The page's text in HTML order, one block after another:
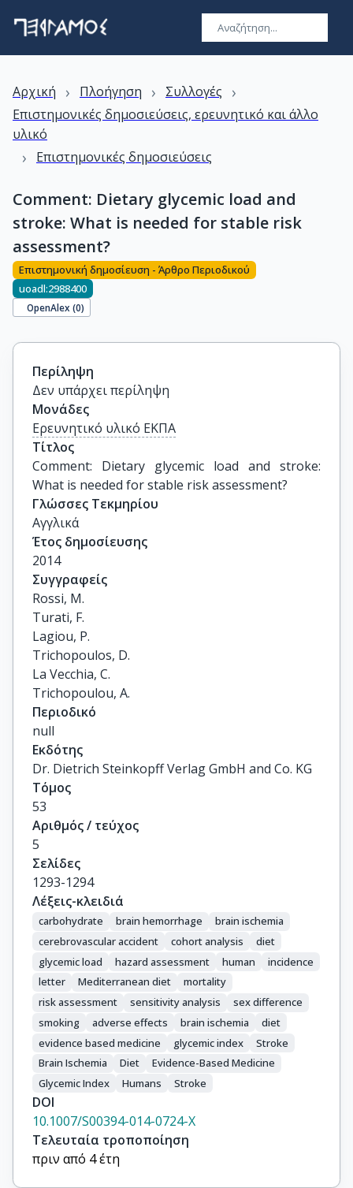
Αρχική › Πλοήγηση › Συλλογές ›
Επιστημονικές δημοσιεύσεις, ερευνητικό και άλλο
υλικό
› Επιστημονικές δημοσιεύσεις
Comment: Dietary glycemic load and
stroke: What is needed for stable risk
assessment?
Επιστημονική δημοσίευση - Άρθρο Περιοδικού
uoadl:2988400
OpenAlex (0)
Περίληψη
Δεν υπάρχει περίληψη
Μονάδες
Ερευνητικό υλικό ΕΚΠΑ
Τίτλος
Comment: Dietary glycemic load and stroke:
What is needed for stable risk assessment?
Γλώσσες Τεκμηρίου
Αγγλικά
Έτος δημοσίευσης
2014
Συγγραφείς
Rossi, M.
Turati, F.
Lagiou, P.
Trichopoulos, D.
La Vecchia, C.
Trichopoulou, A.
Περιοδικό
null
Εκδότης
Dr. Dietrich Steinkopff Verlag GmbH and Co. KG
Τόμος
53
Αριθμός / τεύχος
5
Σελίδες
1293-1294
Λέξεις-κλειδιά
carbohydrate brain hemorrhage
brain ischemia
cerebrovascular accident
cohort analysis
diet
glycemic load
hazard assessment human
incidence
letter
Mediterranean diet
mortality
risk assessment
sensitivity analysis
sex difference
smoking
adverse effects brain ischemia
diet
evidence based medicine
glycemic index
Stroke
Brain Ischemia
Diet
Evidence-Based Medicine
Glycemic Index
Humans Stroke
DOI
10.1007/S00394-014-0724-X
Τελευταία τροποποίηση
πριν από 4 έτη